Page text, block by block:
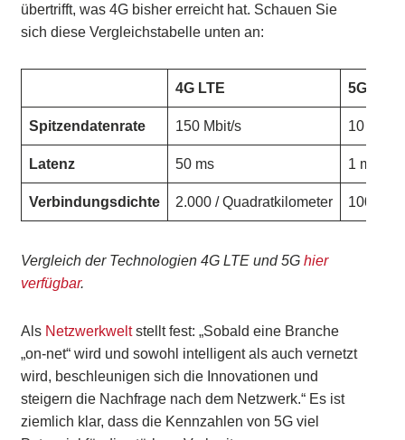
übertrifft, was 4G bisher erreicht hat. Schauen Sie
sich diese Vergleichstabelle unten an:
4G LTE 5G
Spitzendatenrate 150 Mbit/s 10 Gbit/s
Latenz 50 ms 1 ms
Verbindungsdichte 2.000 / Quadratkilometer 100.000
Vergleich der Technologien 4G LTE und 5Ghier
verfügbar.
Als Netzwerkweltstellt fest: „Sobald eine Branche
„on-net“ wird und sowohl intelligent als auch vernetzt
wird, beschleunigen sich die Innovationen und
steigern die Nachfrage nach dem Netzwerk.“ Es ist
ziemlich klar, dass die Kennzahlen von 5G viel